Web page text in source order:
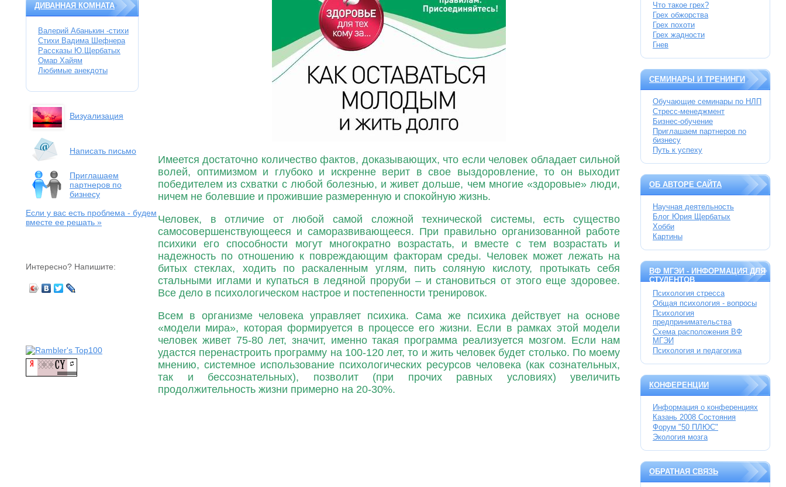
ДИВАННАЯ КОМНАТА
Валерий Абанькин -стихи
Стихи Вадима Шефнера
Рассказы Ю.Щербатых
Омар Хайям
Любимые анекдоты
Визуализация
Написать письмо
Приглашаем
партнеров по
бизнесу
Если у вас есть проблема - будем
вместе ее решать »
Интересно? Напишите:
Имеется достаточно количество фактов, доказывающих, что если человек обладает сильной
волей, оптимизмом и глубоко и искренне верит в свое выздоровление, то он выходит
победителем из схватки с любой болезнью, и живет дольше, чем многие «здоровые» люди,
ничем не болевшие и прожившие размеренную и спокойную жизнь.
Человек, в отличие от любой самой сложной технической системы, есть существо
самосовершенствующееся и саморазвивающееся. При правильно организованной работе
психики его способности могут многократно возрастать, и вместе с тем возрастать и
надежность по отношению к повреждающим факторам среды. Человек может лежать на
битых стеклах, ходить по раскаленным углям, пить соляную кислоту, протыкать себя
стальными иглами и купаться в ледяной проруби – и становиться от этого еще здоровее.
Все дело в психологическом настрое и постепенности тренировок.
Всем в организме человека управляет психика. Сама же психика действует на основе
«модели мира», которая формируется в процессе его жизни. Если в рамках этой модели
человек живет 75-80 лет, значит, именно такая программа реализуется мозгом. Если нам
удастся перенастроить программу на 100-120 лет, то и жить человек будет столько. По моему
мнению, системное использование психологических ресурсов человека (как сознательных,
так и бессознательных), позволит (при прочих равных условиях) увеличить
продолжительность жизни примерно на 20-30%.
Что такое грех?
Грех обжорства
Грех похоти
Грех жадности
Гнев
СЕМИНАРЫ И ТРЕНИНГИ
Обучающие семинары по НЛП
Стресс-менеджмент
Бизнес-обучение
Приглашаем партнеров по
бизнесу
Путь к успеху
ОБ АВТОРЕ САЙТА
Научная деятельность
Блог Юрия Щербатых
Хобби
Картины
ВФ МГЭИ - ИНФОРМАЦИЯ ДЛЯ
СТУДЕНТОВ
Психология стресса
Общая психология - вопросы
Психология
предпринимательства
Схема расположения ВФ
МГЭИ
Психология и педагогика
КОНФЕРЕНЦИИ
Информация о конференциях
Казань 2008 Состояния
Форум "50 ПЛЮС"
Экология мозга
ОБРАТНАЯ СВЯЗЬ